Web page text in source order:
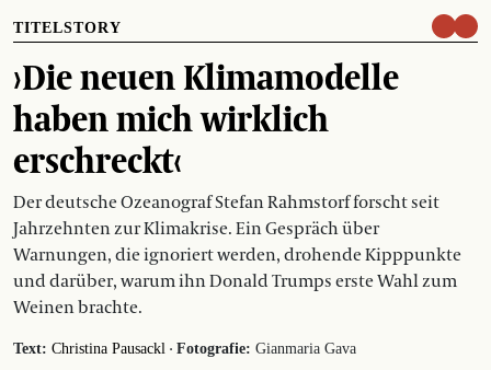
TITELSTORY
›Die neuen Klimamodelle
haben mich wirklich
erschreckt‹
Der deutsche Ozeanograf Stefan Rahmstorf forscht seit
Jahrzehnten zur Klimakrise. Ein Gespräch über
Warnungen, die ignoriert werden, drohende Kipppunkte
und darüber, warum ihn Donald Trumps erste Wahl zum
Weinen brachte.
Text: Christina Pausackl · Fotografie: Gianmaria Gava